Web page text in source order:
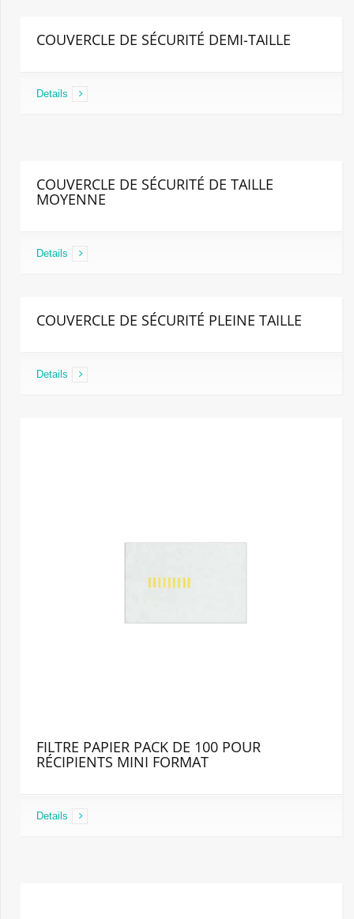
COUVERCLE DE SÉCURITÉ DEMI-TAILLE
Details
COUVERCLE DE SÉCURITÉ DE TAILLE
MOYENNE
Details
COUVERCLE DE SÉCURITÉ PLEINE TAILLE
Details
FILTRE PAPIER PACK DE 100 POUR
RÉCIPIENTS MINI FORMAT
Details